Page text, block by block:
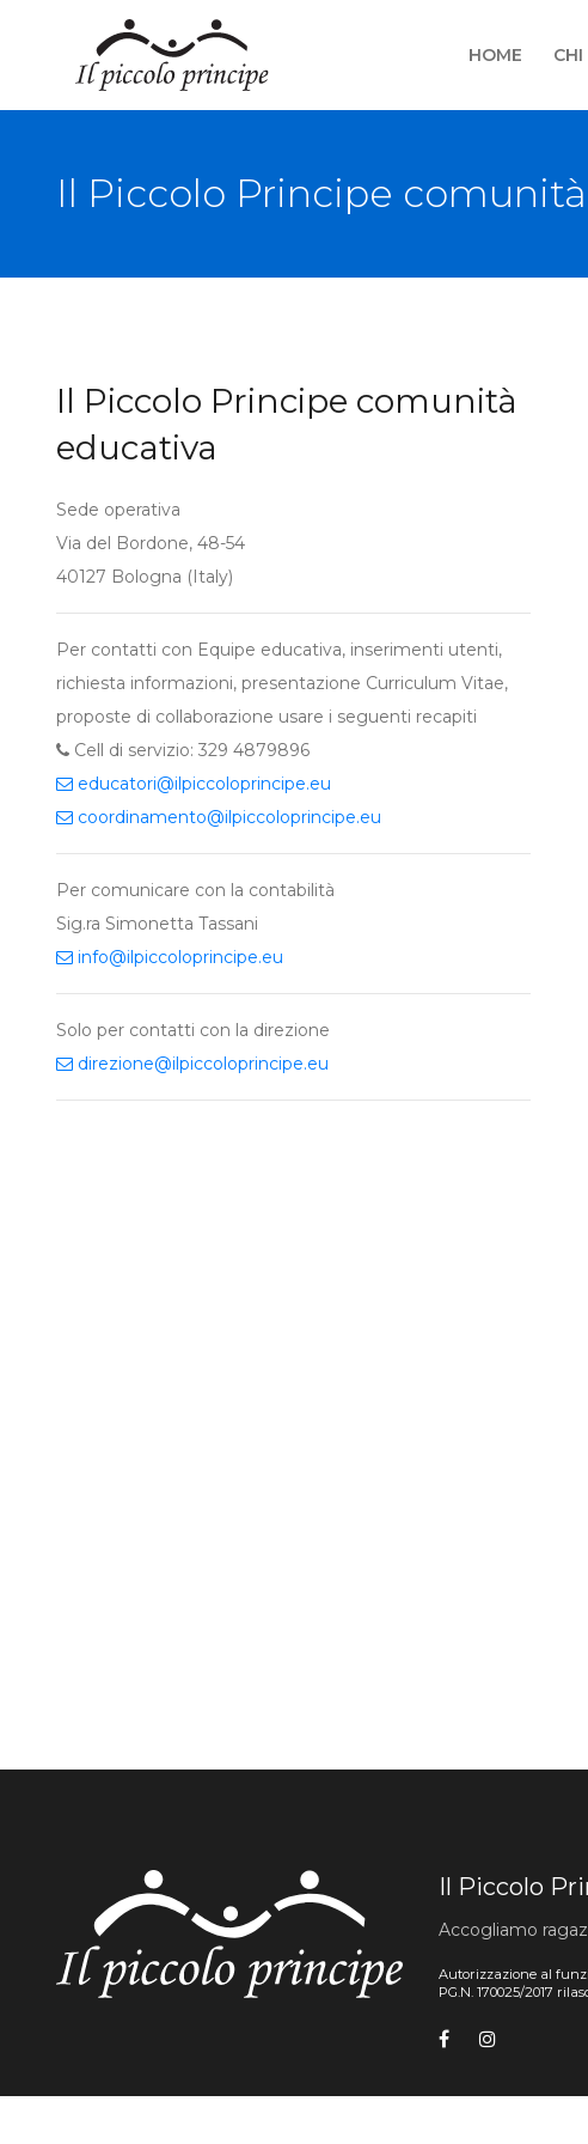
HOME
Il Piccolo Principe
Il Piccolo Principe comunità
educativa
Sede operativa
Via del Bordone, 48-54
40127 Bologna (Italy)
Per contatti con Equipe educativa, inserimenti utenti,
richiesta informazioni, presentazione Curriculum Vitae,
proposte di collaborazione usare i seguenti recapiti
Cell di servizio: 329 4879896
educatori
ilpiccoloprincipe eu
coordinamento
ilpiccoloprincipe eu
Per comunicare con la contabilità
Sig.ra Simonetta Tassani
info
ilpiccoloprincipe eu
Solo per contatti con la direzione
direzione
ilpiccoloprincipe eu
Il Piccolo
Accogliamo
Autorizzazione al
PG.N. 170025/2017